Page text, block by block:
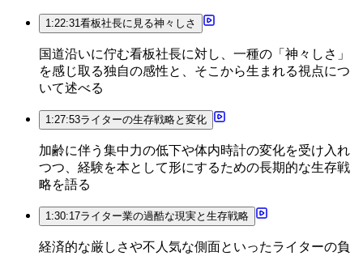
1:22:31看板社長に見る神々しさ
国道沿いに佇む看板社長に対し、一種の「神々しさ」
を感じ取る独自の感性と、そこから生まれる視点につ
いて述べる
1:27:53ライターの生存戦略と変化
加齢に伴う集中力の低下や体内時計の変化を受け入れ
つつ、経験を本として形にするための長期的な生存戦
略を語る
1:30:17ライター業の過酷な現実と生存戦略
経済的な厳しさや不人気な側面といったライターの負